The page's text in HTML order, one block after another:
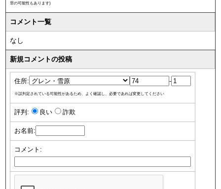
罪の可能性もあります)
コメント一覧
なし
新規コメントの投稿
住所: -
※誤判定されている可能性があるため、よく確認し、必要であれば変更してください
評判: 良い 詐欺
お名前:
コメント: